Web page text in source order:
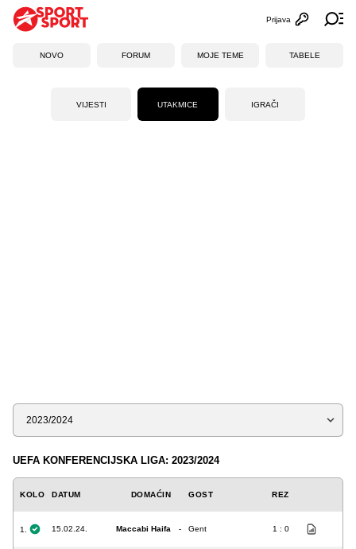
Otvori
Prijava
NOVO FORUM MOJE TEME TABELE
VIJESTI UTAKMICE IGRAČI
Sezona
UEFA KONFERENCIJSKA LIGA: 2023/2024
KOLO DATUM DOMAĆIN GOST REZ
1. 15.02.24. Maccabi Haifa - Gent 1 : 0